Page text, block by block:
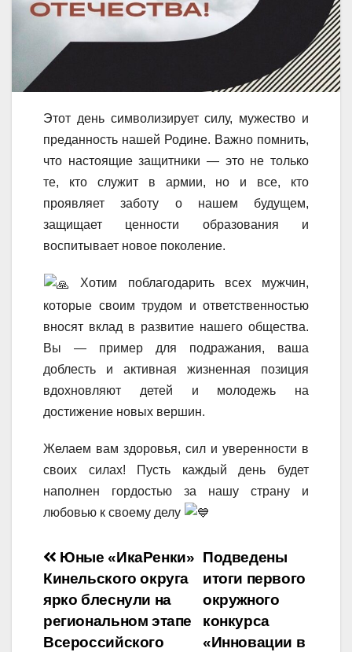
Этот день символизирует силу, мужество и
преданность нашей Родине. Важно помнить,
что настоящие защитники — это не только
те, кто служит в армии, но и все, кто
проявляет заботу о нашем будущем,
защищает ценности образования и
воспитывает новое поколение.
Хотим поблагодарить всех мужчин,
которые своим трудом и ответственностью
вносят вклад в развитие нашего общества.
Вы — пример для подражания, ваша
доблесть и активная жизненная позиция
вдохновляют детей и молодежь на
достижение новых вершин.
Желаем вам здоровья, сил и уверенности в
своих силах! Пусть каждый день будет
наполнен гордостью за нашу страну и
любовью к своему делу
Навигация
по
записям
Подведены
итоги первого
окружного
конкурса
«Инновации в
Юные «ИкаРенки»
Кинельского округа
ярко блеснули на
региональном этапе
Всероссийского